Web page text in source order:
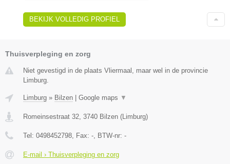
BEKIJK VOLLEDIG PROFIEL
Thuisverpleging en zorg
Niet gevestigd in de plaats Vliermaal, maar wel in de provincie
Limburg.
Limburg » Bilzen Google maps ▼
Romeinsestraat 32, 3740 Bilzen (Limburg)
Tel: 0498452798, Fax: -, BTW-nr: -
E-mail › Thuisverpleging en zorg